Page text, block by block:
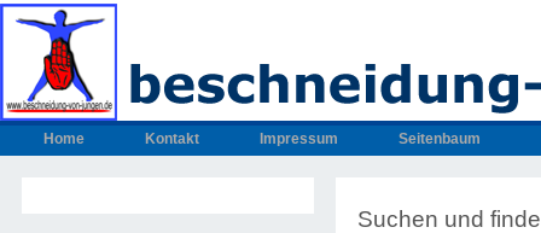
Home Kontakt Impressum Seitenbaum
Suchen und